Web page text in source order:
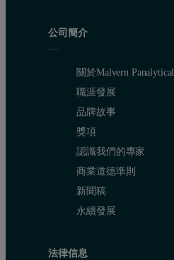
公司簡介
關於Malvern Panalytical
職涯發展
品牌故事
獎項
認識我們的專家
商業道德準則
新聞稿
永續發展
法律信息